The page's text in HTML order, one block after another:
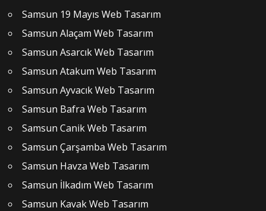
Samsun 19 Mayıs Web Tasarım
Samsun Alaçam Web Tasarım
Samsun Asarcık Web Tasarım
Samsun Atakum Web Tasarım
Samsun Ayvacık Web Tasarım
Samsun Bafra Web Tasarım
Samsun Canik Web Tasarım
Samsun Çarşamba Web Tasarım
Samsun Havza Web Tasarım
Samsun İlkadım Web Tasarım
Samsun Kavak Web Tasarım